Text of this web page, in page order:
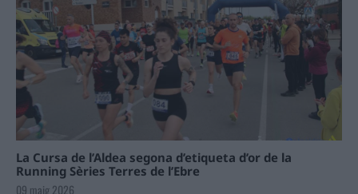
La Cursa de l’Aldea segona d’etiqueta d’or de la
Running Sèries Terres de l’Ebre
09 maig 2026